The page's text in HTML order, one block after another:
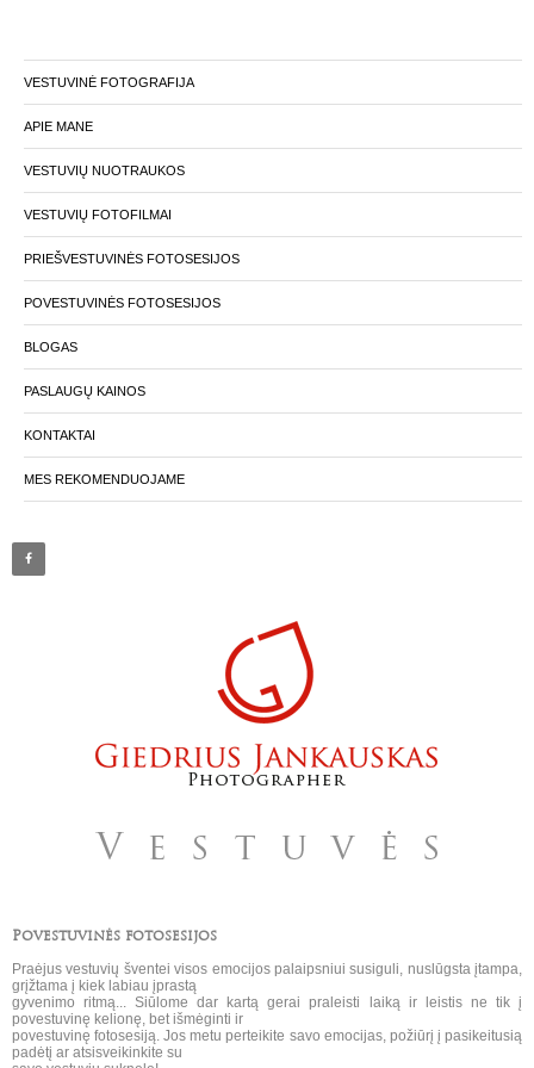
VESTUVINĖ FOTOGRAFIJA
APIE MANE
VESTUVIŲ NUOTRAUKOS
VESTUVIŲ FOTOFILMAI
PRIEŠVESTUVINĖS FOTOSESIJOS
POVESTUVINĖS FOTOSESIJOS
BLOGAS
PASLAUGŲ KAINOS
KONTAKTAI
MES REKOMENDUOJAME
Povestuvinės fotosesijos
Praėjus vestuvių šventei visos emocijos palaipsniui susiguli, nuslūgsta įtampa,
grįžtama į kiek labiau įprastą
gyvenimo ritmą... Siūlome dar kartą gerai praleisti laiką ir leistis ne tik į
povestuvinę kelionę, bet išmėginti ir
povestuvinę fotosesiją. Jos metu perteikite savo emocijas, požiūrį į pasikeitusią
padėtį ar atsisveikinkite su